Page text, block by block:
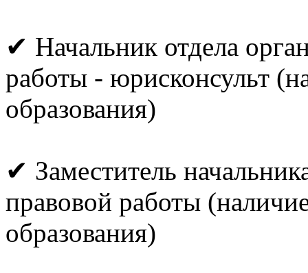
✔ Начальник отдела
работы - юрисконсульт
образования)
✔ Заместитель
правовой работы
образования)